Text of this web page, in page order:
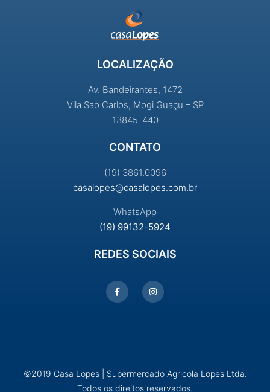
LOCALIZAÇÃO
Av. Bandeirantes, 1472
Vila Sao Carlos, Mogi Guaçu – SP
13845-440
CONTATO
(19) 3861.0096
casalopes@casalopes.com.br
WhatsApp
(19) 99132-5924
REDES SOCIAIS
©2019 Casa Lopes | Supermercado Agricola Lopes Ltda.
Todos os direitos reservados.